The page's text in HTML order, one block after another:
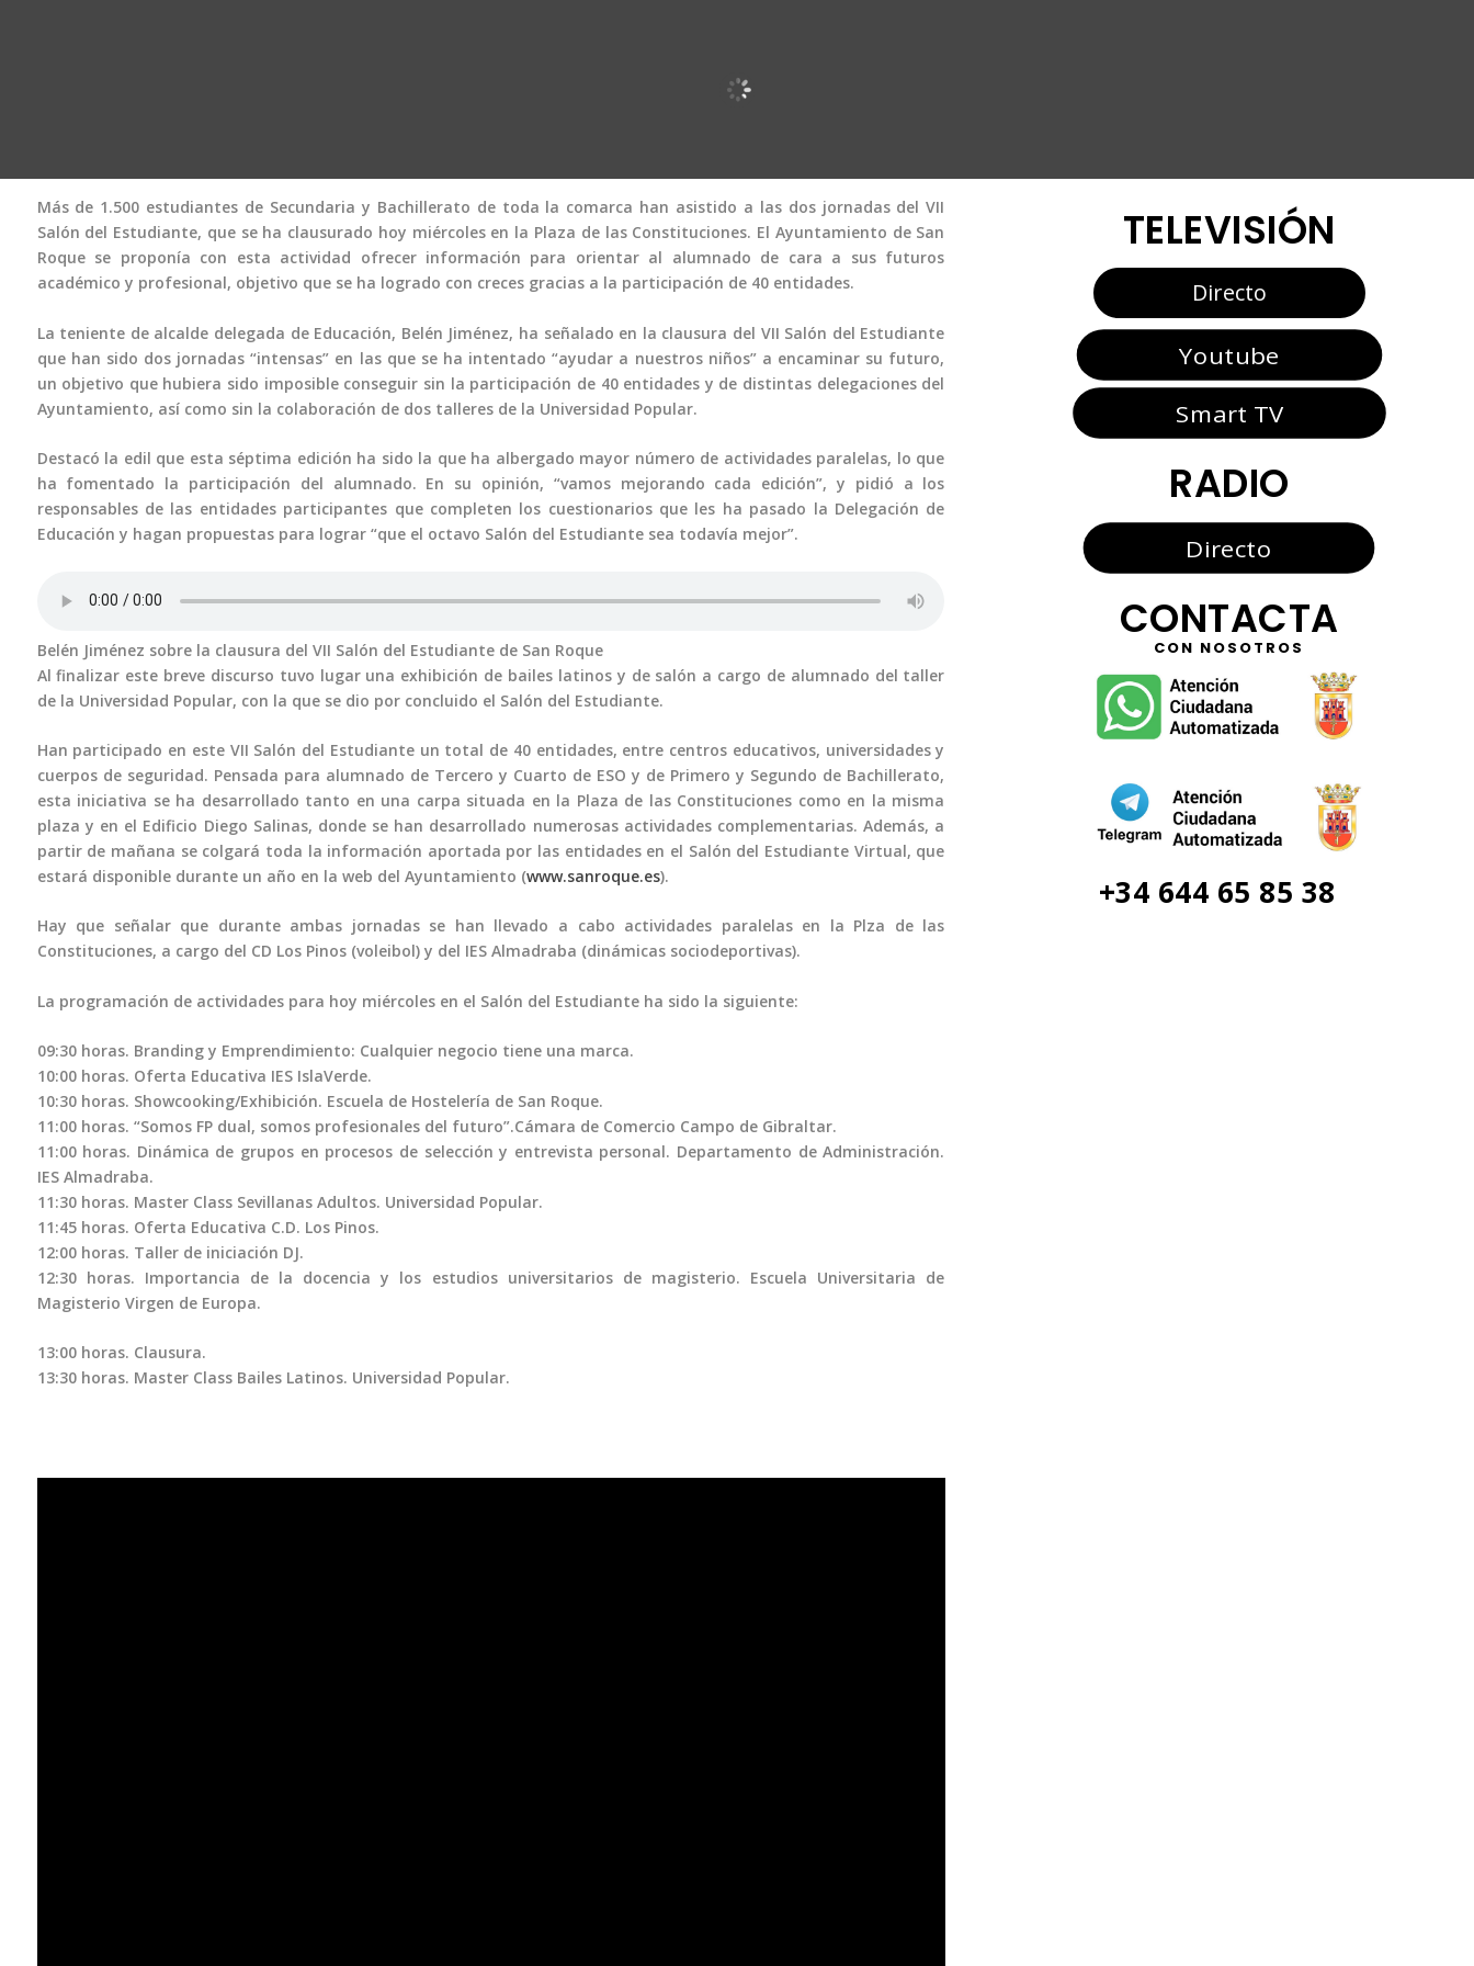
Más de 1.500 estudiantes de Secundaria y Bachillerato de toda la comarca han asistido a las dos jornadas del VII
Salón del Estudiante, que se ha clausurado hoy miércoles en la Plaza de las Constituciones. El Ayuntamiento de San
Roque se proponía con esta actividad ofrecer información para orientar al alumnado de cara a sus futuros
académico y profesional, objetivo que se ha logrado con creces gracias a la participación de 40 entidades.
La teniente de alcalde delegada de Educación, Belén Jiménez, ha señalado en la clausura del VII Salón del Estudiante
que han sido dos jornadas “intensas” en las que se ha intentado “ayudar a nuestros niños” a encaminar su futuro,
un objetivo que hubiera sido imposible conseguir sin la participación de 40 entidades y de distintas delegaciones del
Ayuntamiento, así como sin la colaboración de dos talleres de la Universidad Popular.
Destacó la edil que esta séptima edición ha sido la que ha albergado mayor número de actividades paralelas, lo que
ha fomentado la participación del alumnado. En su opinión, “vamos mejorando cada edición”, y pidió a los
responsables de las entidades participantes que completen los cuestionarios que les ha pasado la Delegación de
Educación y hagan propuestas para lograr “que el octavo Salón del Estudiante sea todavía mejor”.
Belén Jiménez sobre la clausura del VII Salón del Estudiante de San Roque
Al finalizar este breve discurso tuvo lugar una exhibición de bailes latinos y de salón a cargo de alumnado del taller
de la Universidad Popular, con la que se dio por concluido el Salón del Estudiante.
Han participado en este VII Salón del Estudiante un total de 40 entidades, entre centros educativos, universidades y
cuerpos de seguridad. Pensada para alumnado de Tercero y Cuarto de ESO y de Primero y Segundo de Bachillerato,
esta iniciativa se ha desarrollado tanto en una carpa situada en la Plaza de las Constituciones como en la misma
plaza y en el Edificio Diego Salinas, donde se han desarrollado numerosas actividades complementarias. Además, a
partir de mañana se colgará toda la información aportada por las entidades en el Salón del Estudiante Virtual, que
estará disponible durante un año en la web del Ayuntamiento (www.sanroque.es).
Hay que señalar que durante ambas jornadas se han llevado a cabo actividades paralelas en la Plza de las
Constituciones, a cargo del CD Los Pinos (voleibol) y del IES Almadraba (dinámicas sociodeportivas).
La programación de actividades para hoy miércoles en el Salón del Estudiante ha sido la siguiente:
09:30 horas. Branding y Emprendimiento: Cualquier negocio tiene una marca.
10:00 horas. Oferta Educativa IES IslaVerde.
10:30 horas. Showcooking/Exhibición. Escuela de Hostelería de San Roque.
11:00 horas. “Somos FP dual, somos profesionales del futuro”.Cámara de Comercio Campo de Gibraltar.
11:00 horas. Dinámica de grupos en procesos de selección y entrevista personal. Departamento de Administración.
IES Almadraba.
11:30 horas. Master Class Sevillanas Adultos. Universidad Popular.
11:45 horas. Oferta Educativa C.D. Los Pinos.
12:00 horas. Taller de iniciación DJ.
12:30 horas. Importancia de la docencia y los estudios universitarios de magisterio. Escuela Universitaria de
Magisterio Virgen de Europa.
13:00 horas. Clausura.
13:30 horas. Master Class Bailes Latinos. Universidad Popular.
TELEVISIÓN
Directo
Youtube
Smart TV
RADIO
Directo
CONTACTA
CON NOSOTROS
+34 644 65 85 38